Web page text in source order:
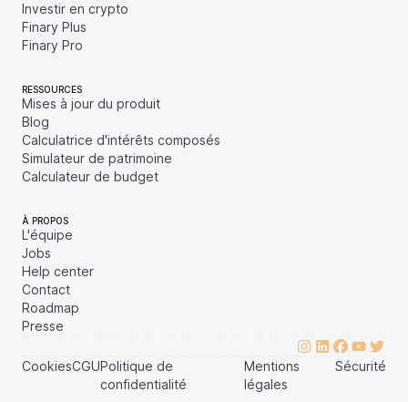
Investir en crypto
Finary Plus
Finary Pro
RESSOURCES
Mises à jour du produit
Blog
Calculatrice d'intérêts composés
Simulateur de patrimoine
Calculateur de budget
À PROPOS
L'équipe
Jobs
Help center
Contact
Roadmap
Presse
CookiesCGUPolitique de
confidentialité
Mentions
légales
Sécurité